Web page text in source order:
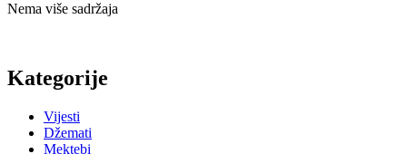
Nema više sadržaja
Kategorije
Vijesti
Džemati
Mektebi